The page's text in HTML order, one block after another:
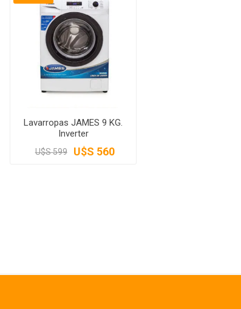
Lavarropas JAMES 9 KG.
Inverter
U$S 599 U$S 560